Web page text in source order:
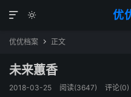
优


优优档案  正文
未来蕙香
2018-03-25 阅读(3647) 评论(0)